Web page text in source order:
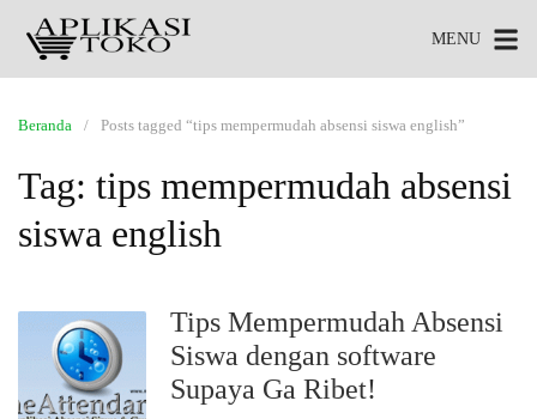
MENU
Beranda Posts tagged “tips mempermudah absensi siswa english”
Tag: tips mempermudah absensi
siswa english
Tips Mempermudah Absensi
Siswa dengan software
Supaya Ga Ribet!